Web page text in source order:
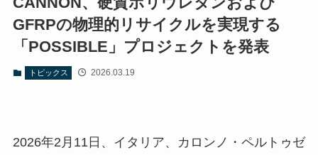
GFRPの物理的リサイクルを実現する
「POSSIBLE」プロジェクトを発表
トピックス 2026.03.19
2026年2月11日、イタリア、カロンノ・ペルトゥゼ